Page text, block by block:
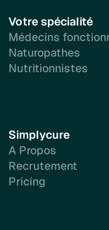
Votre spécialité
Médecins
Naturopathes
Nutritionnistes
Simplycure
A Propos
Recrutement
Pricing